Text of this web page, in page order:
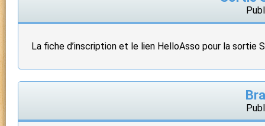
La fiche d’inscription et le lien HelloAsso pour la